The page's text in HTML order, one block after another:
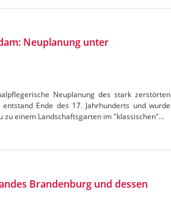
Neuplanung unter
Neuplanung des stark zerstörten
Ende des 17. Jahrhunderts und wurde
zu einem Landschaftsgarten im "klassischen"…
Brandenburg und dessen